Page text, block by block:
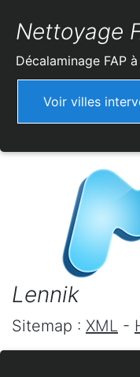
Nettoyage
Décalaminage FAP
Voir villes
Lennik
Sitemap : XML -